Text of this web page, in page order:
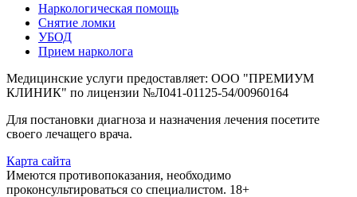
Наркологическая помощь
Снятие ломки
УБОД
Прием нарколога
Медицинские услуги предоставляет: ООО "ПРЕМИУМ
КЛИНИК" по лицензии №Л041-01125-54/00960164
Для постановки диагноза и назначения лечения посетите
своего лечащего врача.
Карта сайта
Имеются противопоказания, необходимо
проконсультироваться со специалистом. 18+